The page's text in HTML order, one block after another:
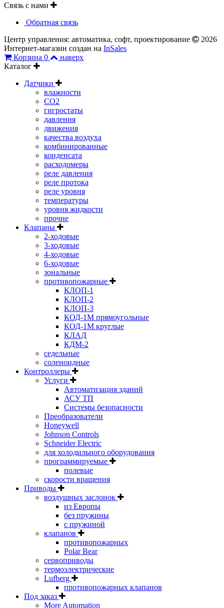
Связь с нами
Обратная связь
Центр управления: автоматика, софт, проектирование
2026
Интернет-магазин создан на InSales
Корзина 0
наверх
Каталог
Датчики
влажности
CO2
гигростаты
давления
движения
качества воздуха
комбинированные
конденсата
расходомеры
реле давления
реле протока
реле уровня
температуры
уровня жидкости
прочие
Клапаны
2-ходовые
3-ходовые
4-ходовые
6-ходовые
зональные
противопожарные
КЛОП-1
КЛОП-2
КЛОП-3
КОД-1М прямоугольные
КОД-1М круглые
КЛАД
КДМ-2
седельные
соленоидные
Контроллеры
Услуги
Автоматизация зданий
АСУ ТП
Системы безопасности
Преобразователи
Honeywell
Johnson Controls
Schneider Electric
для холодильного оборудования
программируемые
полевые
скорости вращения
Приводы
воздушных заслонок
из Европы
без пружины
с пружиной
клапанов
противопожарных
Polar Bear
сервоприводы
термоэлектрические
Lufberg
противопожарных клапанов
Под заказ
More Automation